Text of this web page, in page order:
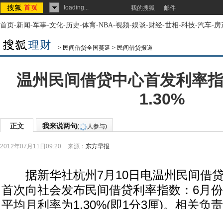
loading... 我的搜狐 邮件
首页-新闻-军事-文化-历史-体育-NBA-视频-娱谈-财经-世相-科技-汽车-房
> 民间借贷全国蔓延 > 民间借贷报道
温州民间借贷中心首发利率
1.30%
正文 我来说两句( 人参与)
2012年07月11日09:20 来源： 东方早报
据新华社杭州7月10日电温州民间借
首次向社会发布民间借贷利率指数：6月
平均月利率为1.30%(即1分3厘)。相关负